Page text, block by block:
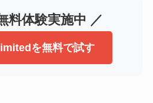
料体験実施中 ／
を無料で試す